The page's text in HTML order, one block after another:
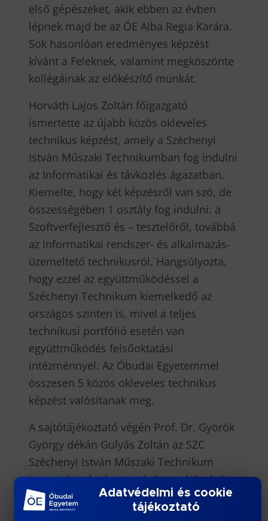
első gépészeket, akik ebben az évben
lépnek majd be az ÓE Alba Regia Karára.
Sok hasonlóan eredményes képzést
kívánt a Feleknek, valamint megköszönte
kollégáinak az előkészítő munkát.
Horváth Lajos Zoltán főigazgató
ismertette az újabb közös okleveles
technikus képzést, amely a Széchenyi
István Műszaki Technikumban fog indulni
az Informatikai és távközlés ágazatban.
Kiemelte, hogy két képzésről van szó, de
összességében 1 osztály fog indulni: a
Szoftverfejlesztő és – tesztelőről, továbbá
az Informatikai rendszer- és alkalmazás-
üzemeltető technikusról. Hangsúlyozta,
hogy ezzel az együttműködéssel a
Széchenyi Technikum kiemelkedő az
országos szinten is, mivel a teljes
technikusi portfólió esetén van
együttműködés felsőoktatási
intézménnyel. Az Óbudai Egyetemmel
összesen 5 közös okleveles technikus
képzést valósítanak meg.
A sajtótájékoztató végén Prof. Dr. Györök
György dékán Gulyás Zoltán az SZC
Széchenyi István Műszaki Technikum
igazgatója részére a már hosszú évek óta
eredményes AMK nagyköveti programban
való együttműködéséért Óbudai Egyetem
Adatvédelmi és cookie
tájékoztató